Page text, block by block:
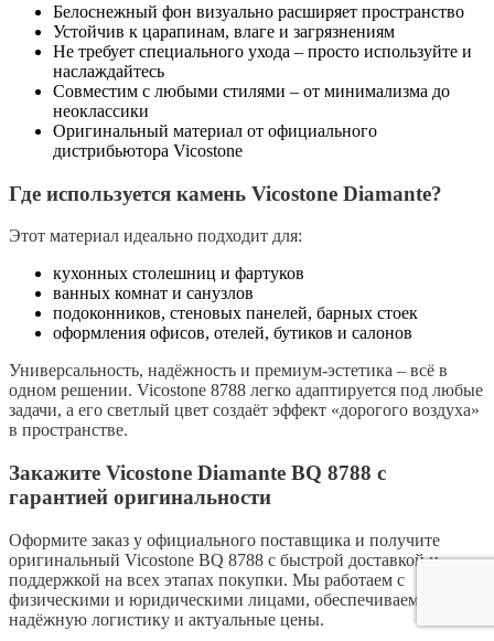
Белоснежный фон визуально расширяет пространство
Устойчив к царапинам, влаге и загрязнениям
Не требует специального ухода – просто используйте и
наслаждайтесь
Совместим с любыми стилями – от минимализма до
неоклассики
Оригинальный материал от официального
дистрибьютора Vicostone
Где используется камень Vicostone Diamante?
Этот материал идеально подходит для:
кухонных столешниц и фартуков
ванных комнат и санузлов
подоконников, стеновых панелей, барных стоек
оформления офисов, отелей, бутиков и салонов
Универсальность, надёжность и премиум-эстетика – всё в
одном решении. Vicostone 8788 легко адаптируется под любые
задачи, а его светлый цвет создаёт эффект «дорогого воздуха»
в пространстве.
Закажите Vicostone Diamante BQ 8788 с
гарантией оригинальности
Оформите заказ у официального поставщика и получите
оригинальный Vicostone BQ 8788 с быстрой доставкой и
поддержкой на всех этапах покупки. Мы работаем с
физическими и юридическими лицами, обеспечиваем
надёжную логистику и актуальные цены.